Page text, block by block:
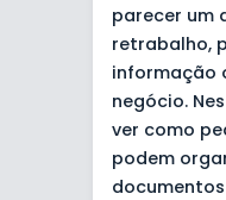
parecer um
retrabalho,
informação
negócio.
ver como
podem